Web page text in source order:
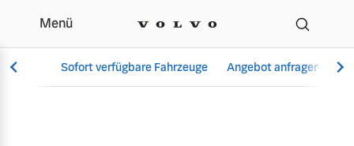
Volvo Cars erhöht
Menü
Sofort verfügbare Fahrzeuge Angebot anfragen